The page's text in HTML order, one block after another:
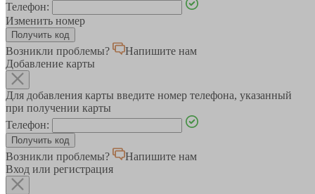
Телефон:
Изменить номер
Возникли проблемы?
Напишите нам
Добавление карты
Для добавления карты введите номер телефона, указанный
при получении карты
Телефон:
Возникли проблемы?
Напишите нам
Вход или регистрация